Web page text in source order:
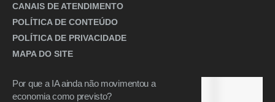
CANAIS DE ATENDIMENTO
POLÍTICA DE CONTEÚDO
POLÍTICA DE PRIVACIDADE
MAPA DO SITE
Por que a IA ainda não movimentou a
economia como previsto?